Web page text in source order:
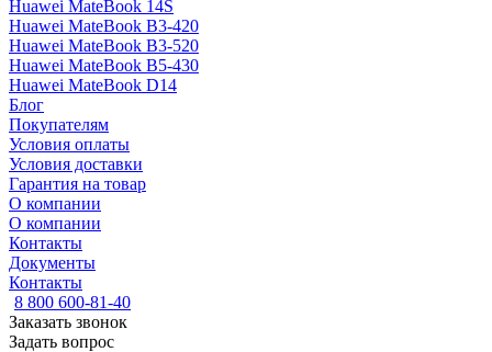
Huawei MateBook 14S
Huawei MateBook B3-420
Huawei MateBook B3-520
Huawei MateBook B5-430
Huawei MateBook D14
Блог
Покупателям
Условия оплаты
Условия доставки
Гарантия на товар
О компании
О компании
Контакты
Документы
Контакты
8 800 600-81-40
Заказать звонок
Задать вопрос